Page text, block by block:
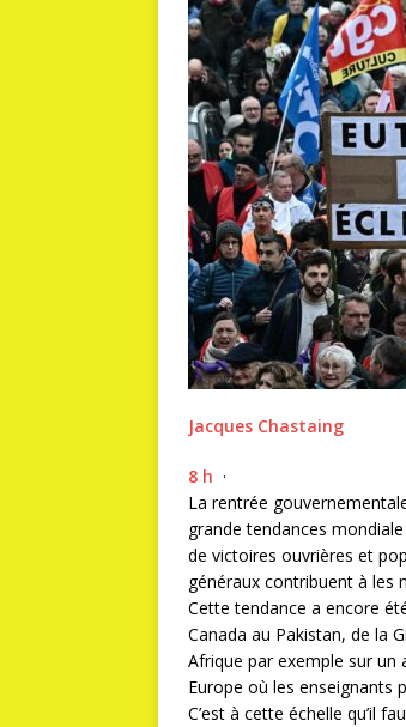
Jacques Chastaing
8 h ·
La rentrée
grande tendances
de victoires ouvrières et
généraux contribuent à les
Cette tendance a encore
Canada au Pakistan, de la
Afrique par exemple sur un
Europe où les enseignants
C’est à cette échelle qu’il